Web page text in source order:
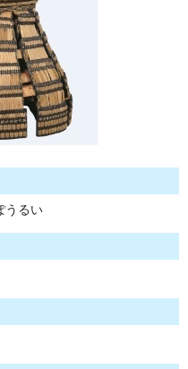
うるい